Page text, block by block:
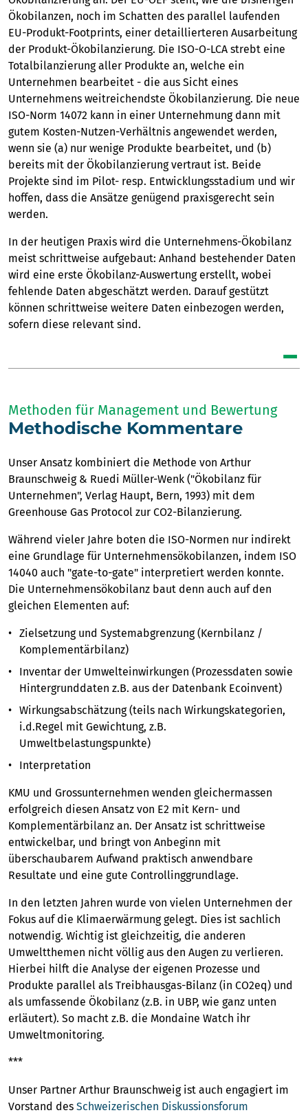
Ökobilanzen, noch im Schatten des parallel laufenden
EU-Produkt-Footprints, einer detaillierteren Ausarbeitung
der Produkt-Ökobilanzierung. Die ISO-O-LCA strebt eine
Totalbilanzierung aller Produkte an, welche ein
Unternehmen bearbeitet - die aus Sicht eines
Unternehmens weitreichendste Ökobilanzierung. Die neue
ISO-Norm 14072 kann in einer Unternehmung dann mit
gutem Kosten-Nutzen-Verhältnis angewendet werden,
wenn sie (a) nur wenige Produkte bearbeitet, und (b)
bereits mit der Ökobilanzierung vertraut ist. Beide
Projekte sind im Pilot- resp. Entwicklungsstadium und wir
hoffen, dass die Ansätze genügend praxisgerecht sein
werden.
In der heutigen Praxis wird die Unternehmens-Ökobilanz
meist schrittweise aufgebaut: Anhand bestehender Daten
wird eine erste Ökobilanz-Auswertung erstellt, wobei
fehlende Daten abgeschätzt werden. Darauf gestützt
können schrittweise weitere Daten einbezogen werden,
sofern diese relevant sind.
Methoden für Management und Bewertung
Methodische Kommentare
Unser Ansatz kombiniert die Methode von Arthur
Braunschweig & Ruedi Müller-Wenk ("Ökobilanz für
Unternehmen", Verlag Haupt, Bern, 1993) mit dem
Greenhouse Gas Protocol zur CO2-Bilanzierung.
Während vieler Jahre boten die ISO-Normen nur indirekt
eine Grundlage für Unternehmensökobilanzen, indem ISO
14040 auch "gate-to-gate" interpretiert werden konnte.
Die Unternehmensökobilanz baut denn auch auf den
gleichen Elementen auf:
Zielsetzung und Systemabgrenzung (Kernbilanz /
Komplementärbilanz)
Inventar der Umwelteinwirkungen (Prozessdaten sowie
Hintergrunddaten z.B. aus der Datenbank Ecoinvent)
Wirkungsabschätzung (teils nach Wirkungskategorien,
i.d.Regel mit Gewichtung, z.B.
Umweltbelastungspunkte)
Interpretation
KMU und Grossunternehmen wenden gleichermassen
erfolgreich diesen Ansatz von E2 mit Kern- und
Komplementärbilanz an. Der Ansatz ist schrittweise
entwickelbar, und bringt von Anbeginn mit
überschaubarem Aufwand praktisch anwendbare
Resultate und eine gute Controllinggrundlage.
In den letzten Jahren wurde von vielen Unternehmen der
Fokus auf die Klimaerwärmung gelegt. Dies ist sachlich
notwendig. Wichtig ist gleichzeitig, die anderen
Umweltthemen nicht völlig aus den Augen zu verlieren.
Hierbei hilft die Analyse der eigenen Prozesse und
Produkte parallel als Treibhausgas-Bilanz (in CO2eq) und
als umfassende Ökobilanz (z.B. in UBP, wie ganz unten
erläutert). So macht z.B. die Mondaine Watch ihr
Umweltmonitoring.
***
Unser Partner Arthur Braunschweig ist auch engagiert im
Vorstand des Schweizerischen Diskussionsforum